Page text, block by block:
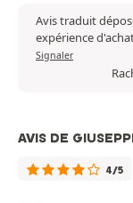
Avis traduit
expérience
Signaler
AVIS DE
4/5